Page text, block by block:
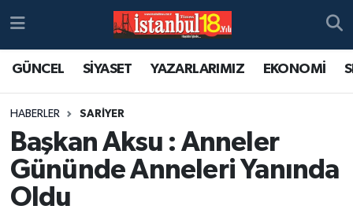
GÜNCEL SİYASET YAZARLARIMIZ EKONOMİ
HABERLER SARİYER
Başkan Aksu : Anneler
Gününde Anneleri Yanında
Oldu